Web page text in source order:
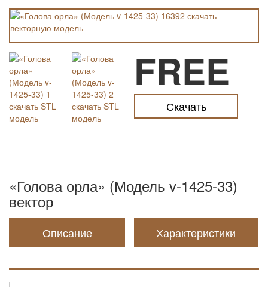
FREE
Скачать
«Голова орла» (Модель v-1425-33)
вектор
Описание Характеристики